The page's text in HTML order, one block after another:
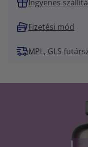
Ingyenes
Fizetési mód
MPL, GLS